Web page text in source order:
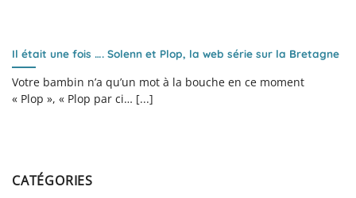
Il était une fois …. Solenn et Plop, la web série sur la Bretagne
Votre bambin n’a qu’un mot à la bouche en ce moment
« Plop », « Plop par ci… [...]
CATÉGORIES